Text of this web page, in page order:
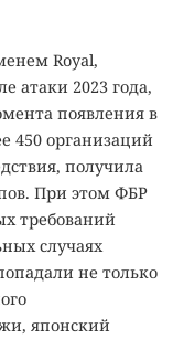
Royal,
атаки 2023 года,
появления в
450 организаций
получила
При этом ФБР
требований
случаях
не только
японский